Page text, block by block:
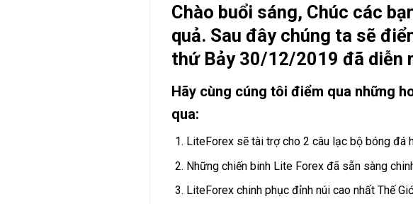
Chào buổi sáng, Chúc các
quả. Sau đây chúng ta sẽ
thứ Bảy 30/12/2019 đã diễn
Hãy cùng cúng tôi điểm qua những
qua:
LiteForex sẽ tài trợ cho 2 câu lạc bộ bóng đá
Những chiến binh Lite Forex đã sẵn sàng
LiteForex chinh phục đỉnh núi cao nhất Thế